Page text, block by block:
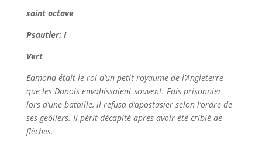
saint octave
Psautier: I
Vert
Edmond était le roi d’un petit royaume de l’Angleterre
que les Danois envahissaient souvent. Fais prisonnier
lors d’une bataille, il refusa d’apostasier selon l’ordre de
ses geôliers. Il périt décapité après avoir été criblé de
flèches.